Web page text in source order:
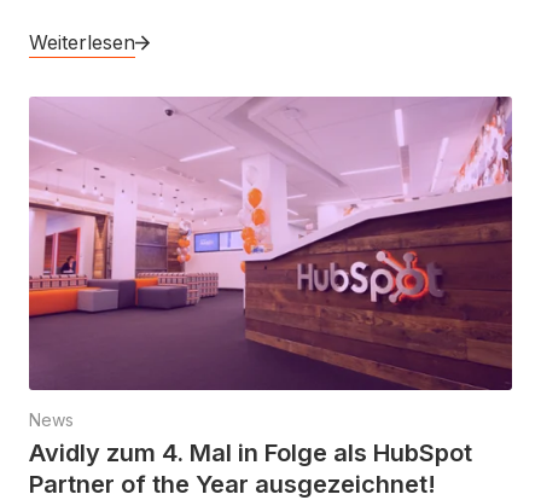
Weiterlesen
News
Avidly zum 4. Mal in Folge als HubSpot
Partner of the Year ausgezeichnet!